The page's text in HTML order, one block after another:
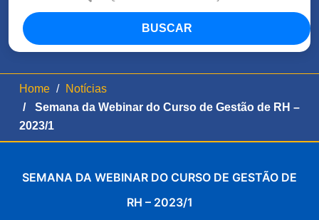
BUSCAR
Home
Notícias
Semana da Webinar do Curso de Gestão de RH –
2023/1
SEMANA DA WEBINAR DO CURSO DE GESTÃO DE
RH – 2023/1